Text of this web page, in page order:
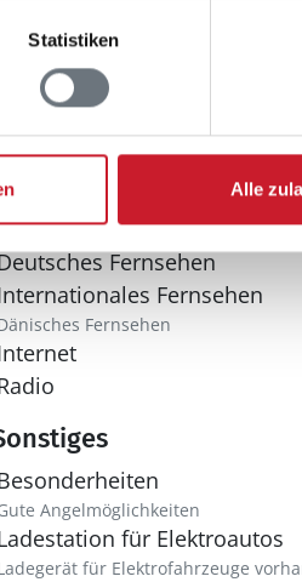
Statistiken
Alle
Fernsehen
Fernsehen
Fernsehen
Angelmöglichkeiten
für Elektroautos
für Elektrofahrzeuge